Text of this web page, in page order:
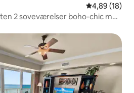
4,89 ud af 5 i
4,89 (18)
2 soveværelser boho-chic med